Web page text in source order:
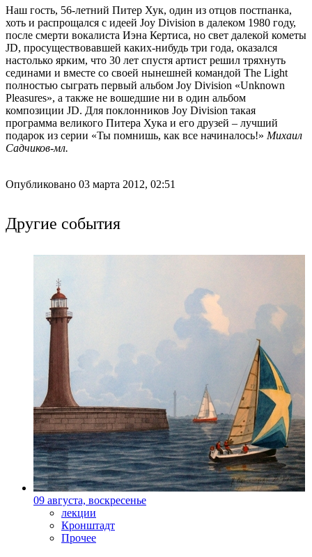
Наш гость, 56-летний Питер Хук, один из отцов постпанка,
хоть и распрощался с идеей Joy Division в далеком 1980 году,
после смерти вокалиста Иэна Кертиса, но свет далекой кометы
JD, просуществовавшей каких-нибудь три года, оказался
настолько ярким, что 30 лет спустя артист решил тряхнуть
сединами и вместе со своей нынешней командой The Light
полностью сыграть первый альбом Joy Division «Unknown
Pleasures», а также не вошедшие ни в один альбом
композиции JD. Для поклонников Joy Division такая
программа великого Питера Хука и его друзей – лучший
подарок из серии «Ты помнишь, как все начиналось!» Михаил
Садчиков-мл.
Опубликовано 03 марта 2012, 02:51
Другие события
09 августа, воскресенье
лекции
Кронштадт
Прочее